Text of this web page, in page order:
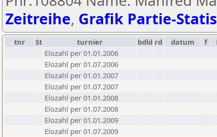
Zeitreihe, Grafik Partie-
tnr St turnier bdld rd datum f
Elozahl per 01.01.2006
Elozahl per 01.07.2006
Elozahl per 01.01.2007
Elozahl per 01.07.2007
Elozahl per 01.01.2008
Elozahl per 01.07.2008
Elozahl per 01.01.2009
Elozahl per 01.07.2009